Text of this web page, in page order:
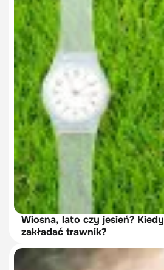
Wiosna, lato czy jesień? Kiedy
zakładać trawnik?